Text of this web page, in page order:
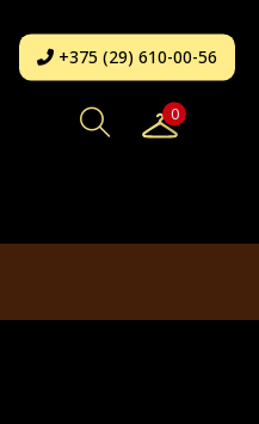
+375 (29) 610-00-56
0